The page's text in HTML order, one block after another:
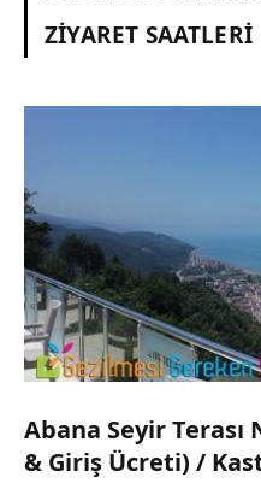
ZIYARET SAATLERI
Abana Seyir
& Giriş Ücreti) /